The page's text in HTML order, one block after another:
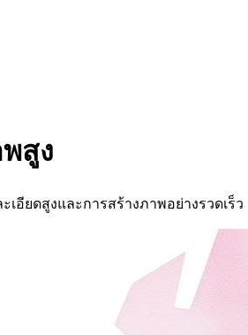
สูง
เอียดสูงและการสร้างภาพอย่างรวดเร็ว